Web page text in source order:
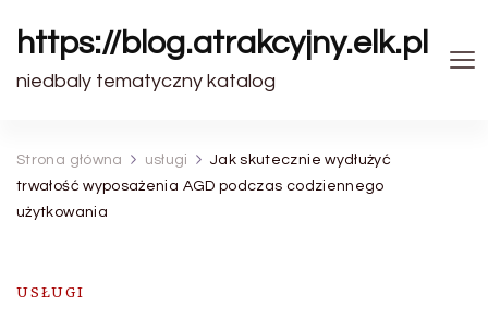
https://blog.atrakcyjny.elk.pl
niedbaly tematyczny katalog
Strona główna usługi
Jak skutecznie wydłużyć
trwałość wyposażenia AGD podczas codziennego
użytkowania
USŁUGI